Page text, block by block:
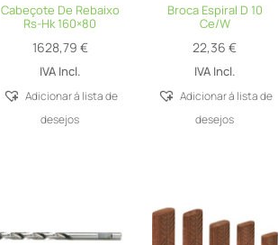
Cabeçote De Rebaixo
Rs-Hk 160×80
1628,79 €
IVA Incl.
Adicionar á lista de
desejos
Broca Espiral D 10
Ce/W
22,36€
IVA Incl.
Adicionar á lista de
desejos